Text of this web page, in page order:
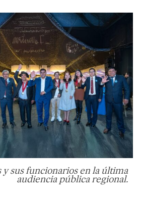
y sus funcionarios en la última
audiencia pública regional.